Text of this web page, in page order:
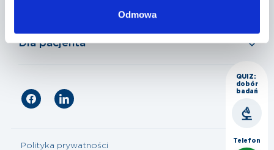
Odmowa
Dla pacjenta
Polityka prywatności
QUIZ:
dobór
badań
Telefon